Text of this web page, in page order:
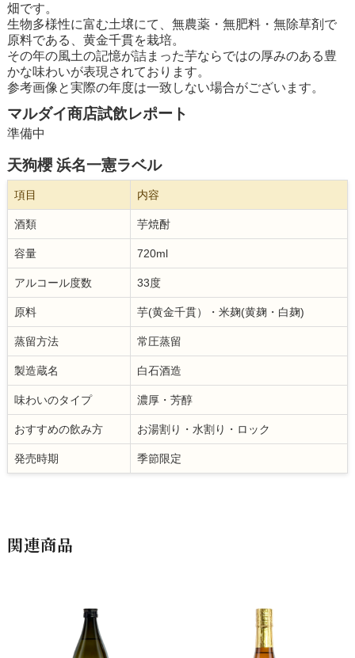
畑です。
生物多様性に富む土壌にて、無農薬・無肥料・無除草剤で
原料である、黄金千貫を栽培。
その年の風土の記憶が詰まった芋ならではの厚みのある豊
かな味わいが表現されております。
参考画像と実際の年度は一致しない場合がございます。
マルダイ商店試飲レポート
準備中
天狗櫻 浜名一憲ラベル
項目 内容
酒類 芋焼酎
容量 720ml
アルコール度数 33度
原料 芋(黄金千貫）・米麹(黄麹・白麹)
蒸留方法 常圧蒸留
製造蔵名 白石酒造
味わいのタイプ 濃厚・芳醇
おすすめの飲み方 お湯割り・水割り・ロック
発売時期 季節限定
関連商品